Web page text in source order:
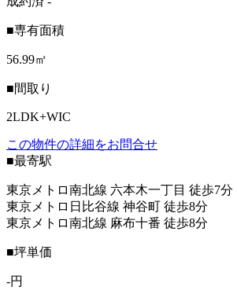
■専有面積
56.99㎡
■間取り
2LDK+WIC
この物件の詳細をお問合せ
■最寄駅
東京メトロ南北線 六本木一丁目 徒歩7分
東京メトロ日比谷線 神谷町 徒歩8分
東京メトロ南北線 麻布十番 徒歩8分
■坪単価
-円